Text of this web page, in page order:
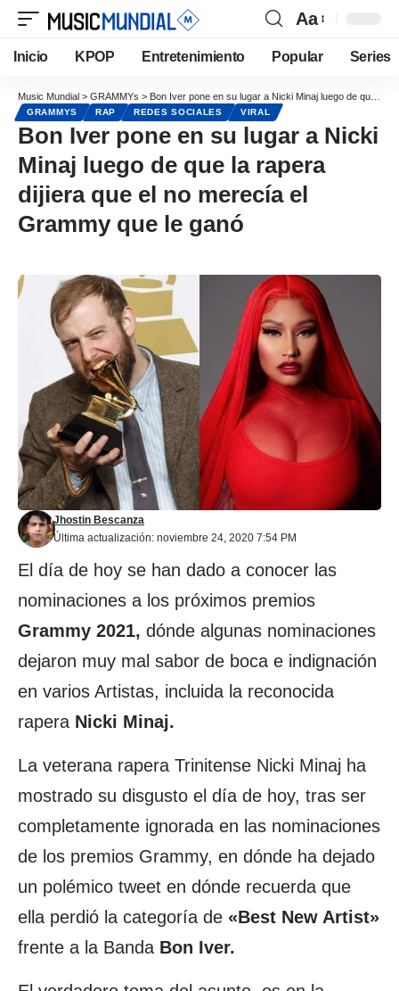
Aa
Inicio KPOP Entretenimiento Popular Series
Music Mundial > GRAMMYs > Bon Iver pone en su lugar a Nicki Minaj luego de que la rapera dijiera que el no merecía el Grammy que le ganó
GRAMMYS RAP REDES SOCIALES VIRAL
Bon Iver pone en su lugar a Nicki
Minaj luego de que la rapera
dijiera que el no merecía el
Grammy que le ganó
Última actualización: noviembre 24, 2020 7:54 PM
Jhostin Bescanza
El día de hoy se han dado a conocer las
nominaciones a los próximos premios
Grammy 2021, dónde algunas nominaciones
dejaron muy mal sabor de boca e indignación
en varios Artistas, incluida la reconocida
rapera Nicki Minaj.
La veterana rapera Trinitense Nicki Minaj ha
mostrado su disgusto el día de hoy, tras ser
completamente ignorada en las nominaciones
de los premios Grammy, en dónde ha dejado
un polémico tweet en dónde recuerda que
ella perdió la categoría de «Best New Artist»
frente a la Banda Bon Iver.